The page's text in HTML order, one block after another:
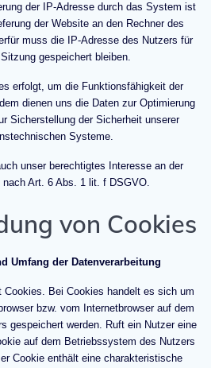
der IP-Adresse durch das System ist
der Website an den Rechner des
muss die IP-Adresse des Nutzers für
gespeichert bleiben.
erfolgt, um die Funktionsfähigkeit der
dienen uns die Daten zur Optimierung
Sicherstellung der Sicherheit unserer
Systeme.
unser berechtigtes Interesse an der
nach Art. 6 Abs. 1 lit. f DSGVO.
von Cookies
Umfang der Datenverarbeitung
Cookies. Bei Cookies handelt es sich um
bzw. vom Internetbrowser auf dem
gespeichert werden. Ruft ein Nutzer eine
auf dem Betriebssystem des Nutzers
Cookie enthält eine charakteristische